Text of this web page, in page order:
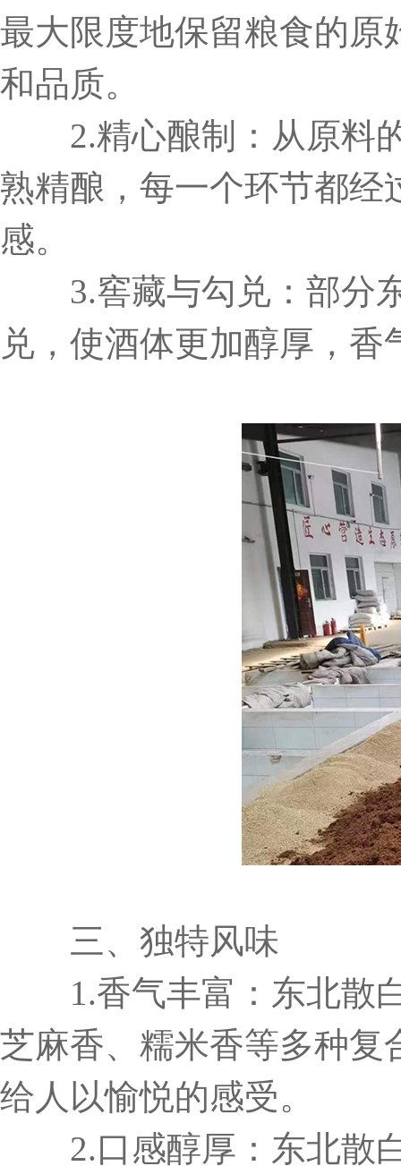
最大限度地保留粮食的原
和品质。
2.精心酿制：从原料的
熟精酿，每一个环节都经
感。
3.窖藏与勾兑：部分东
兑，使酒体更加醇厚，香
三、独特风味
1.香气丰富：东北散白
芝麻香、糯米香等多种复
给人以愉悦的感受。
2.口感醇厚：东北散白